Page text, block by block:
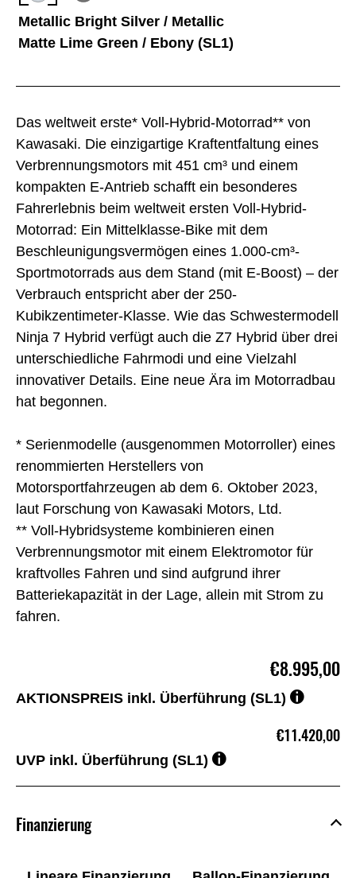
Das weltweit erste* Voll-Hybrid-Motorrad** von
Kawasaki. Die einzigartige Kraftentfaltung eines
Verbrennungsmotors mit 451 cm³ und einem
kompakten E-Antrieb schafft ein besonderes
Fahrerlebnis beim weltweit ersten Voll-Hybrid-
Motorrad: Ein Mittelklasse-Bike mit dem
Beschleunigungsvermögen eines 1.000-cm³-
Sportmotorrads aus dem Stand (mit E-Boost) – der
Verbrauch entspricht aber der 250-
Kubikzentimeter-Klasse. Wie das Schwestermodell
Ninja 7 Hybrid verfügt auch die Z7 Hybrid über drei
unterschiedliche Fahrmodi und eine Vielzahl
innovativer Details. Eine neue Ära im Motorradbau
hat begonnen.
* Serienmodelle (ausgenommen Motorroller) eines
renommierten Herstellers von
Motorsportfahrzeugen ab dem 6. Oktober 2023,
laut Forschung von Kawasaki Motors, Ltd.
** Voll-Hybridsysteme kombinieren einen
Verbrennungsmotor mit einem Elektromotor für
kraftvolles Fahren und sind aufgrund ihrer
Batteriekapazität in der Lage, allein mit Strom zu
fahren.
€8.995,00
AKTIONSPREIS inkl. Überführung (SL1)
€11.420,00
UVP inkl. Überführung (SL1)
Metallic Bright Silver / Metallic
Matte Lime Green / Ebony (SL1)
Finanzierung